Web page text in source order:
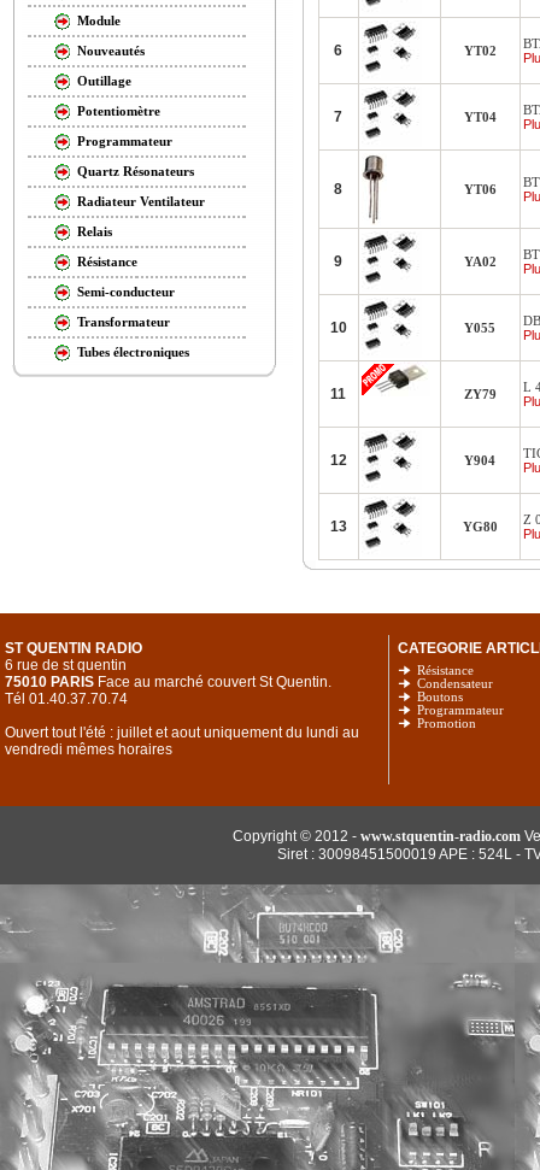
Module
Nouveautés
Outillage
Potentiomètre
Programmateur
Quartz Résonateurs
Radiateur Ventilateur
Relais
Résistance
Semi-conducteur
Transformateur
Tubes électroniques
6 YT02
7 YT04
8 YT06
9 YA02
10 Y055
11 ZY79
L
12 Y904
13 YG80
Z
ST QUENTIN RADIO
6 rue de st quentin
75010 PARIS Face au marché couvert St Quentin.
Tél 01.40.37.70.74
Ouvert tout l'été : juillet et aout uniquement du lundi au
vendredi mêmes horaires
CATEGORIE
Résistance
Condensateur
Boutons
Programmateur
Promotion
Copyright © 2012 - www.stquentin-radio.com
Siret : 30098451500019 APE : 524L -